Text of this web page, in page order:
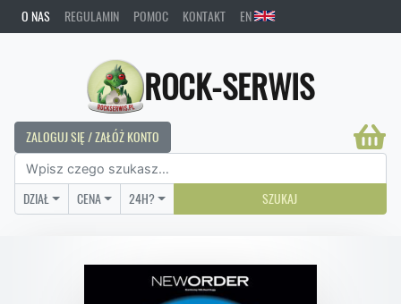
O NAS REGULAMIN POMOC KONTAKT EN
ROCK-SERWIS
ZALOGUJ SIĘ / ZAŁÓŻ KONTO
DZIAŁ CENA 24H? SZUKAJ